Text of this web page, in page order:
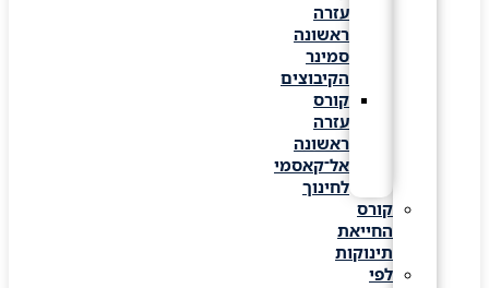
עזרה
ראשונה
סמינר
הקיבוצים
קורס
עזרה
ראשונה
אל־קאסמי
לחינוך
קורס
החייאת
תינוקות
לפי